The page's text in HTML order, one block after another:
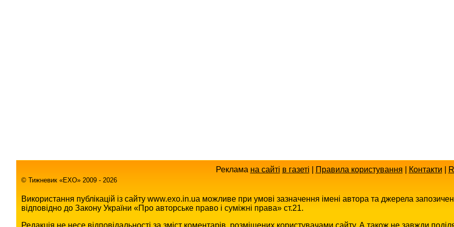
Реклама на сайті в газеті Правила користування Контакти
© Тижневик «EХO» 2009 - 2026
Використання публікацій із сайту www.exo.in.ua можливе при умові зазначення імені автора та джерела
відповідно до Закону України «Про авторське право і суміжні права» ст.21.
Редакція не несе відповідальності за зміст коментарів, розміщених користувачами сайту. А також не завжди